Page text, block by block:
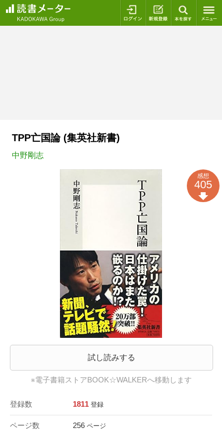
ログイン 新規登録
TPP亡国論 (集英社新書)
中野剛志
試し読みする
※電子書籍ストアBOOK☆WALKERへ移動します
登録数 1811 登録
ページ数 256 ページ
感想
405